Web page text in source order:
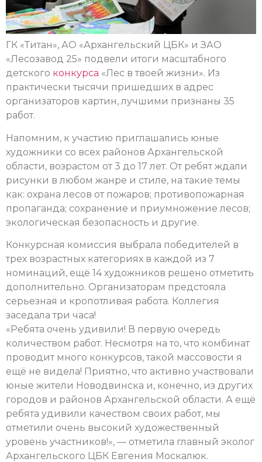
ГК «Титан», АО «Архангельский ЦБК» и ЗАО
«Лесозавод 25» подвели итоги масштабного
детского конкурса «Лес в твоей жизни». Из
практически тысячи пришедших в адрес
организаторов картин, лучшими признаны 35
работ.
Напомним, к участию приглашались юные
художники со всех районов Архангельской
области, возрастом от 3 до 17 лет. От ребят ждали
рисунки в любом жанре и стиле, на такие темы
как: охрана лесов от пожаров; противопожарная
пропаганда; сохранение и приумножение лесов;
экологическая безопасность и другие.
Конкурсная комиссия выбрала победителей в
трех возрастных категориях в каждой из 7
номинаций, ещё 14 художников решено отметить
дополнительно. Организаторам предстояла
серьезная и кропотливая работа. Коллегия
заседала три часа!
«Ребята очень удивили! В первую очередь
количеством работ. Несмотря на то, что комбинат
проводит много конкурсов, такой массовости я
ещё не видела! Приятно, что активно участвовали
юные жители Новодвинска и, конечно, из других
городов и районов Архангельской области. А ещё
ребята удивили качеством своих работ, мы
отметили очень высокий художественный
уровень участников!», — отметила главный эколог
Архангельского ЦБК Евгения Москалюк.